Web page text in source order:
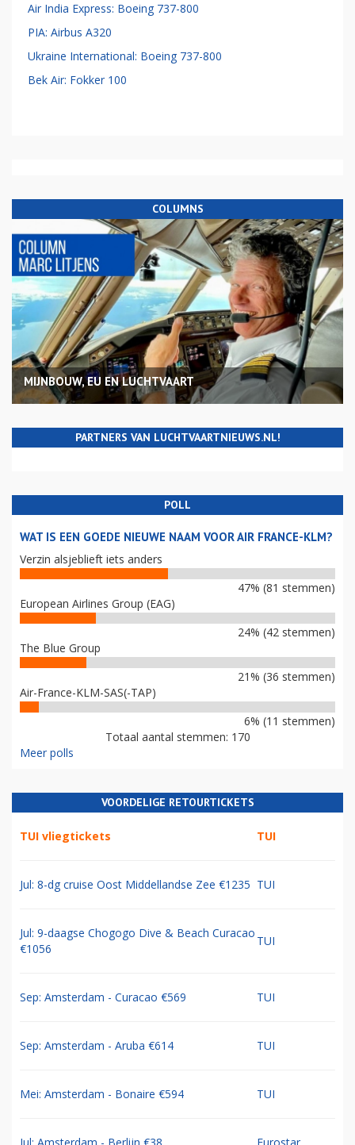
Air India Express: Boeing 737-800
PIA: Airbus A320
Ukraine International: Boeing 737-800
Bek Air: Fokker 100
COLUMNS
MIJNBOUW, EU EN LUCHTVAART
PARTNERS VAN LUCHTVAARTNIEUWS.NL!
POLL
WAT IS EEN GOEDE NIEUWE NAAM VOOR AIR FRANCE-KLM?
Verzin alsjeblieft iets anders
47% (81 stemmen)
European Airlines Group (EAG)
24% (42 stemmen)
The Blue Group
21% (36 stemmen)
Air-France-KLM-SAS(-TAP)
6% (11 stemmen)
Totaal aantal stemmen: 170
Meer polls
VOORDELIGE RETOURTICKETS
TUI vliegtickets TUI
Jul: 8-dg cruise Oost Middellandse Zee €1235 TUI
Jul: 9-daagse Chogogo Dive & Beach Curacao
€1056
TUI
Sep: Amsterdam - Curacao €569 TUI
Sep: Amsterdam - Aruba €614 TUI
Mei: Amsterdam - Bonaire €594 TUI